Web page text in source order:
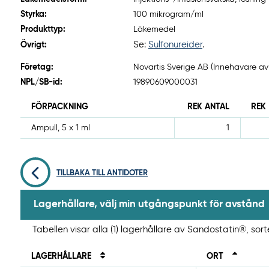
Styrka:
100 mikrogram/ml
Produkttyp:
Läkemedel
Övrigt:
Se: Sulfonureider.
Företag:
Novartis Sverige AB (Innehavare
NPL/SB-id:
19890609000031
FÖRPACKNING REK ANTAL
Ampull, 5 x 1 ml 1
TILLBAKA TILL ANTIDOTER
Lagerhållare, välj min utgångspunkt för avstånd
Tabellen visar alla (1) lagerhållare av Sandostatin®,
LAGERHÅLLARE ORT